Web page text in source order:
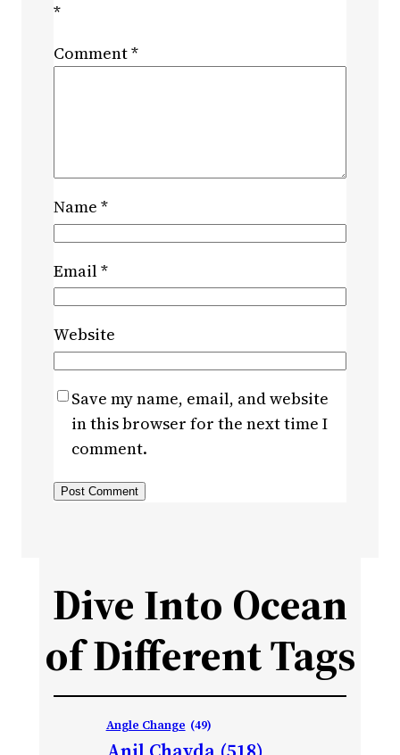
*
Comment*
Name *
Email*
Website
Save my name, email, and website
in this browser for the next time I
comment.
Dive Into Ocean
of Different Tags
Angle Change (49)